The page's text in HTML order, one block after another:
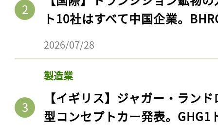
ト10社はすべて中国企業。
2026/07/28
製造業
【イギリス】ジャガー・ラン
型コンセプトカー発表。GHG1